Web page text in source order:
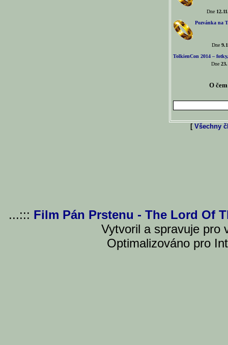
Dne
Pozvánka na
Dne
TolkienCon 2014 –
Dne
O
[ Všechny
...::: Film Pán Prstenu - The Lord Of
Vytvoril a spravuje pro
Optimalizováno pro